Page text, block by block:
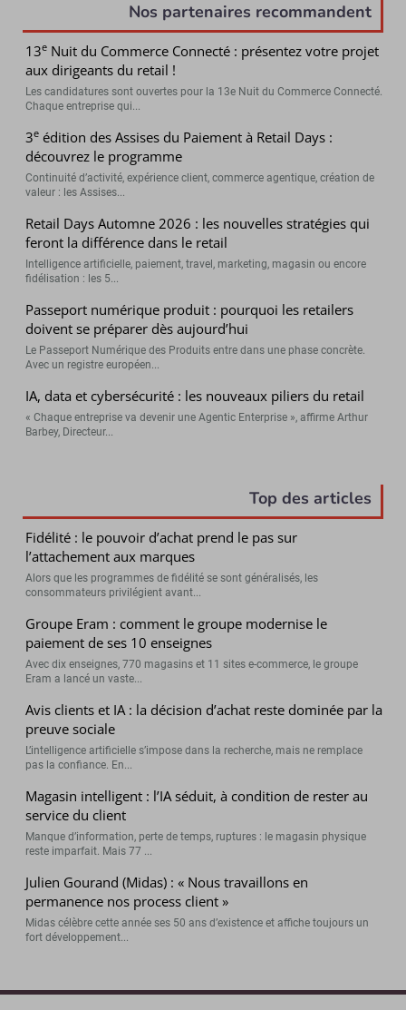
Nos partenaires recommandent
13e Nuit du Commerce Connecté : présentez votre projet
aux dirigeants du retail !
Les candidatures sont ouvertes pour la 13e Nuit du Commerce Connecté.
Chaque entreprise qui...
3e édition des Assises du Paiement à Retail Days :
découvrez le programme
Continuité d’activité, expérience client, commerce agentique, création de
valeur : les Assises...
Retail Days Automne 2026 : les nouvelles stratégies qui
feront la différence dans le retail
Intelligence artificielle, paiement, travel, marketing, magasin ou encore
fidélisation : les 5...
Passeport numérique produit : pourquoi les retailers
doivent se préparer dès aujourd’hui
Le Passeport Numérique des Produits entre dans une phase concrète.
Avec un registre européen...
IA, data et cybersécurité : les nouveaux piliers du retail
« Chaque entreprise va devenir une Agentic Enterprise », affirme Arthur
Barbey, Directeur...
Top des articles
Fidélité : le pouvoir d’achat prend le pas sur
l’attachement aux marques
Alors que les programmes de fidélité se sont généralisés, les
consommateurs privilégient avant...
Groupe Eram : comment le groupe modernise le
paiement de ses 10 enseignes
Avec dix enseignes, 770 magasins et 11 sites e-commerce, le groupe
Eram a lancé un vaste...
Avis clients et IA : la décision d’achat reste dominée par la
preuve sociale
L’intelligence artificielle s’impose dans la recherche, mais ne remplace
pas la confiance. En...
Magasin intelligent : l’IA séduit, à condition de rester au
service du client
Manque d’information, perte de temps, ruptures : le magasin physique
reste imparfait. Mais 77 ...
Julien Gourand (Midas) : « Nous travaillons en
permanence nos process client »
Midas célèbre cette année ses 50 ans d’existence et affiche toujours un
fort développement...